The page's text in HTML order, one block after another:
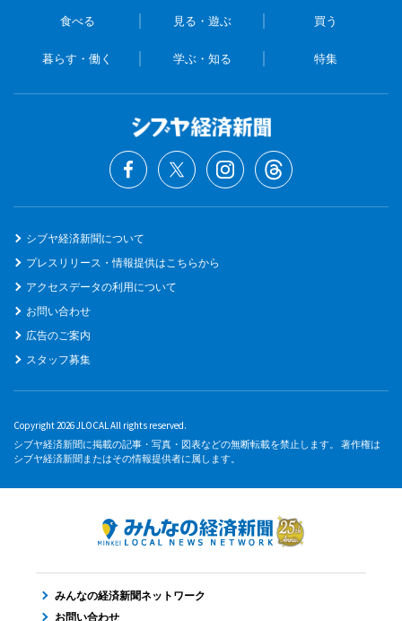
食べる 見る・遊ぶ 買う
暮らす・働く 学ぶ・知る 特集
シブヤ経済新聞について
プレスリリース・情報提供はこちらから
アクセスデータの利用について
お問い合わせ
広告のご案内
スタッフ募集
Copyright 2026 JLOCAL All rights reserved.
シブヤ経済新聞に掲載の記事・写真・図表などの無断転載を禁止します。 著作権は
シブヤ経済新聞またはその情報提供者に属します。
みんなの経済新聞ネットワーク
お問い合わせ